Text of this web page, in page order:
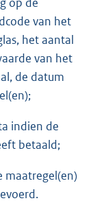
van het
het aantal
van het
de datum
indien de
betaald;